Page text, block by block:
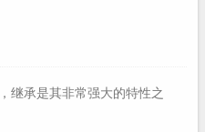
继承是其非常强大的特性之